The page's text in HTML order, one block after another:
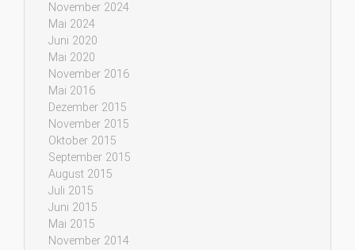
November 2024
Mai 2024
Juni 2020
Mai 2020
November 2016
Mai 2016
Dezember 2015
November 2015
Oktober 2015
September 2015
August 2015
Juli 2015
Juni 2015
Mai 2015
November 2014